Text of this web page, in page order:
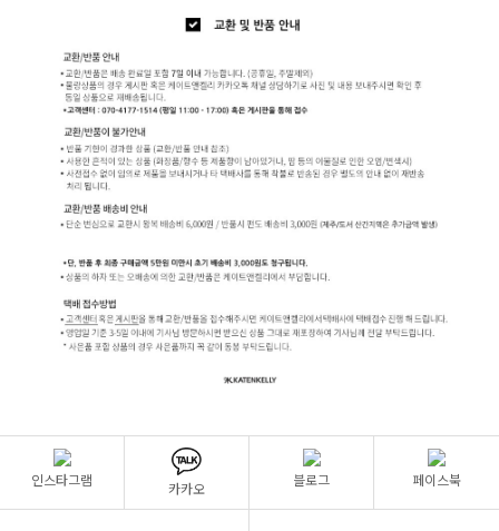
인스타그램
카카오
블로그 페이스북